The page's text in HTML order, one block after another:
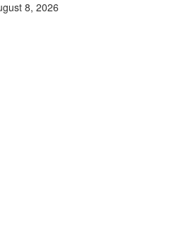
8, 2026